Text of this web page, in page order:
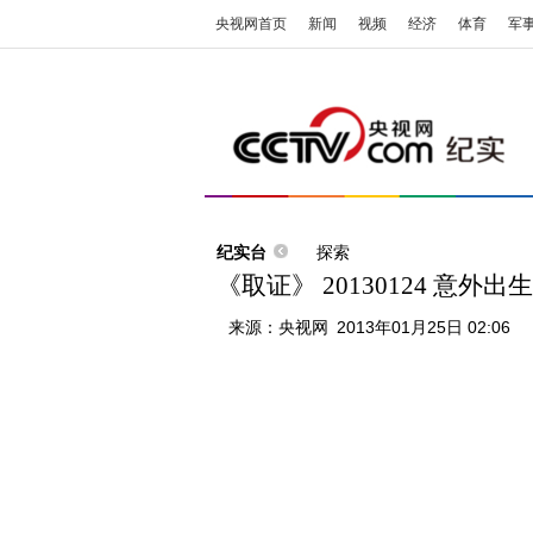
央视网首页 新闻 视频 经济 体育 军
纪实台 探索
《取证》 20130124 意外出
来源： 央视网 2013年01月25日 02:06